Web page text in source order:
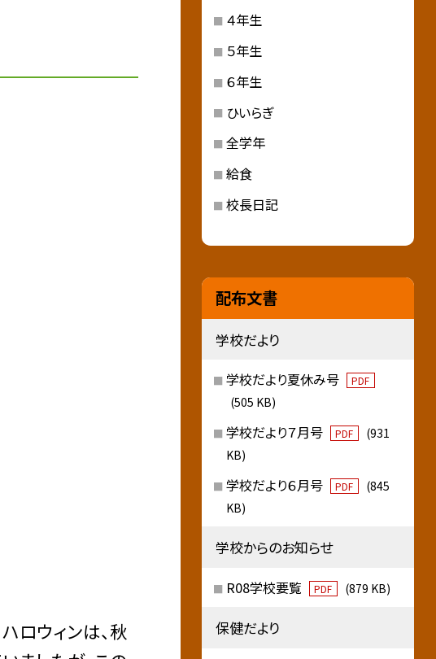
ロウィンは、秋
４年生
５年生
６年生
ひいらぎ
全学年
給食
校長日記
配布文書
学校だより
学校だより夏休み号 PDF
(505 KB)
学校だより７月号 PDF
(931
KB)
学校だより６月号 PDF
(845
KB)
学校からのお知らせ
R08学校要覧 PDF (879 KB)
保健だより